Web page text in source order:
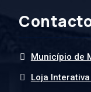
Município de
Loja